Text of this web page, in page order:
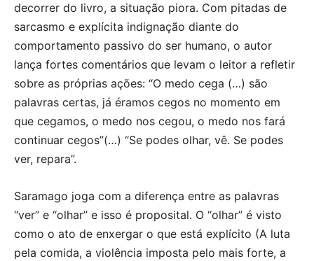
decorrer do livro, a situação piora. Com pitadas de
sarcasmo e explícita indignação diante do
comportamento passivo do ser humano, o autor
lança fortes comentários que levam o leitor a refletir
sobre as próprias ações: “O medo cega (…) são
palavras certas, já éramos cegos no momento em
que cegamos, o medo nos cegou, o medo nos fará
continuar cegos”(…) “Se podes olhar, vê. Se podes
ver, repara”.
Saramago joga com a diferença entre as palavras
“ver” e “olhar” e isso é proposital. O “olhar” é visto
como o ato de enxergar o que está explícito (A luta
pela comida, a violência imposta pelo mais forte, a